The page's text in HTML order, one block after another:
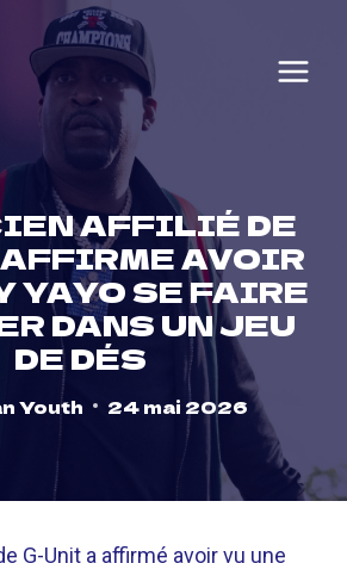
AFFILIÉ DE
AVOIR
YAYO SE FAIRE
DANS UN JEU
DE DÉS
Youth 24 mai 2026
G-Unit a affirmé avoir vu une